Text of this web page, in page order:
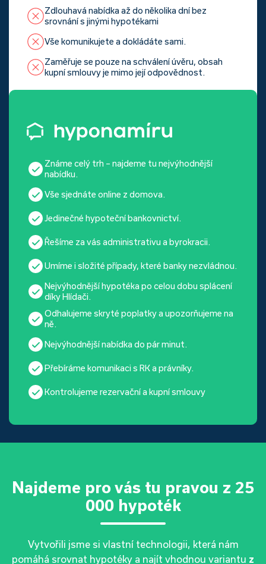
Zdlouhavá nabídka až do několika dní bez
srovnání s jinými hypotékami
Vše komunikujete a dokládáte sami.
Zaměřuje se pouze na schválení úvěru, obsah
kupní smlouvy je mimo její odpovědnost.
Známe celý trh – najdeme tu nejvýhodnější
nabídku.
Vše sjednáte online z domova.
Jedinečné hypoteční bankovnictví.
Řešíme za vás administrativu a byrokracii.
Umíme i složité případy, které banky nezvládnou.
Nejvýhodnější hypotéka po celou dobu splácení
díky Hlídači.
Odhalujeme skryté poplatky a upozorňujeme na
ně.
Nejvýhodnější nabídka do pár minut.
Přebíráme komunikaci s RK a právníky.
Kontrolujeme rezervační a kupní smlouvy
Najdeme pro vás tu pravou z 25
000 hypoték
Vytvořili jsme si vlastní technologii, která nám
pomáhá srovnat hypotéky a najít vhodnou variantu z